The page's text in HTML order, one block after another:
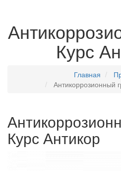
Курс
Главная
Антикоррозионный
Курс Антикор